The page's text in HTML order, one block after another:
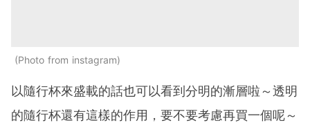
Photo from instagram
以隨行杯來盛載的話也可以看到分明的漸層啦～透明
的隨行杯還有這樣的作用，要不要考慮再買一個呢～